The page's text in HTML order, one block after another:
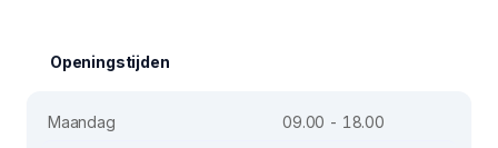
Openingstijden
Maandag
09.00 - 18.00